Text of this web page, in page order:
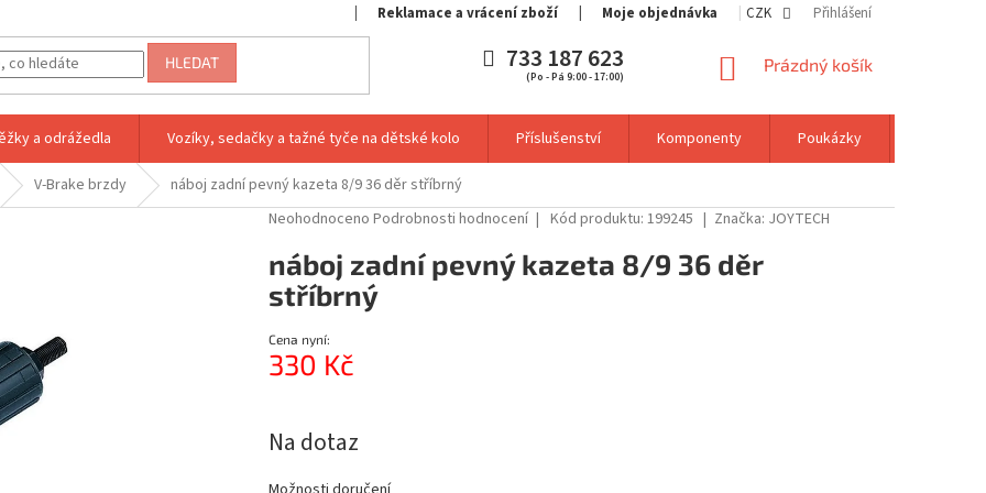
Reklamace a vrácení zboží Moje objednávka CZK Přihlášení
HLEDAT 733 187 623
(Po - Pá 9:00 - 17:00)
NÁKUPNÍ
Prázdný košík
a odrážedla Vozíky, sedačky a tažné tyče na dětské kolo Příslušenství Komponenty Poukázky
V-Brake brzdy
náboj zadní pevný kazeta 8/9 36 děr stříbrný
Průměrné
produktu
je
0,0
5
hvězdiček.
Neohodnoceno Podrobnosti hodnocení Kód produktu: 199245 Značka: JOYTECH
náboj zadní pevný kazeta 8/9 36 děr
stříbrný
Cena nyní:
330 Kč
Na dotaz